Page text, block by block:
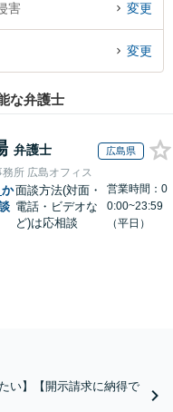
談無料で肖像権侵害を法律相
どでお困りの相談者さんにお
害 変更
変更
な弁護士
弁護士 広島県
所 広島オフィス
か面談方法(対面・
電話・ビデオな
ど)は応相談
営業時間：0
0:00~23:59
（平日）
い】【開示請求に納得で